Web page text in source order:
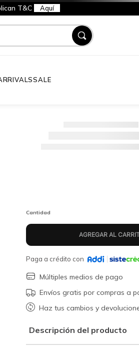
T&C Aquí
SALE
Cantidad
Paga a crédito con
Múltiples medios de pago
Envíos gratis por compras a
Haz tus cambios y
Descripción del producto